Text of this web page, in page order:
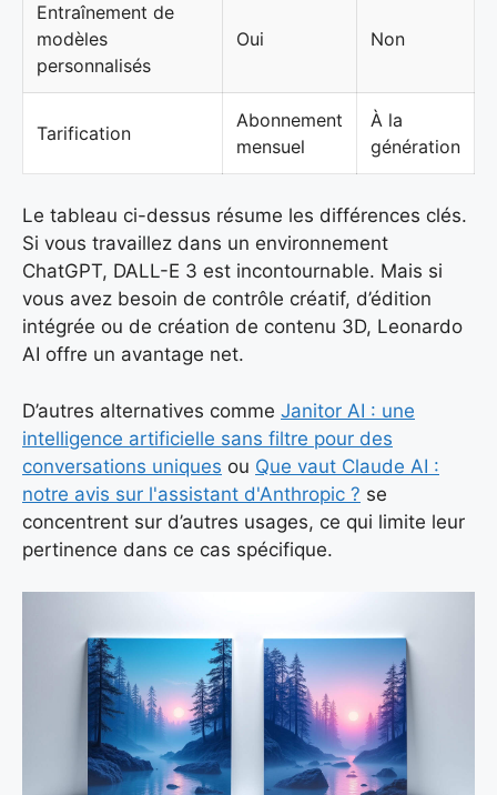
Entraînement de
modèles
personnalisés
Oui Non
Tarification
Abonnement
mensuel
À la
génération
Le tableau ci-dessus résume les différences clés.
Si vous travaillez dans un environnement
ChatGPT, DALL-E 3 est incontournable. Mais si
vous avez besoin de contrôle créatif, d’édition
intégrée ou de création de contenu 3D, Leonardo
AI offre un avantage net.
D’autres alternatives comme Janitor AI : une
intelligence artificielle sans filtre pour des
conversations uniques ou Que vaut Claude AI :
notre avis sur l'assistant d'Anthropic ? se
concentrent sur d’autres usages, ce qui limite leur
pertinence dans ce cas spécifique.